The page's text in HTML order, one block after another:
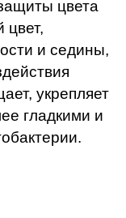
цвета
цвет,
и седины,
укрепляет
гладкими и